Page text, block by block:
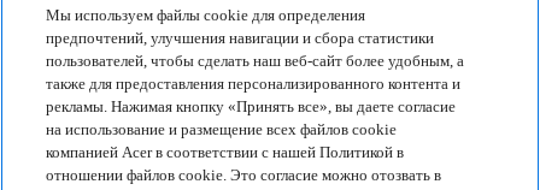
Для прессы
Награды
Мероприятия
Принципы устойчивого развития
Принципы устойчивого развития
Корпоративная социальная ответственность
Мы используем файлы cookie для определения
предпочтений, улучшения навигации и сбора статистики
пользователей, чтобы сделать наш веб-сайт более удобным, а
также для предоставления персонализированного контента и
рекламы. Нажимая кнопку «Принять все», вы даете согласие
на использование и размещение всех файлов cookie
компанией Acer в соответствии с нашей Политикой в
отношении файлов cookie. Это согласие можно отозвать в